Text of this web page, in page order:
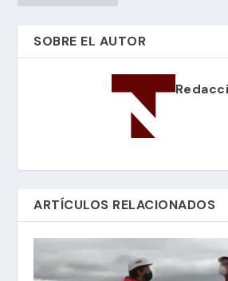
SOBRE EL AUTOR
ARTÍCULOS RELACIONADOS